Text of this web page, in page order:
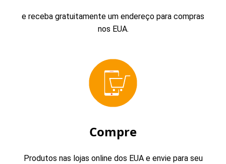
e receba gratuitamente um endereço para compras
nos EUA.
Compre
Produtos nas lojas online dos EUA e envie para seu